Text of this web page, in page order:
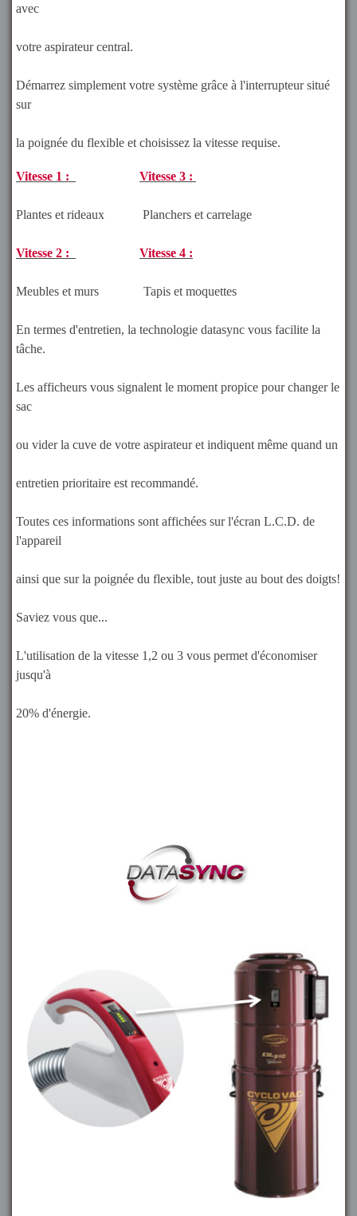
avec
votre aspirateur central.
Démarrez simplement votre système grâce à l'interrupteur situé
sur
la poignée du flexible et choisissez la vitesse requise.
Vitesse 1 : Vitesse 3 :
Plantes et rideaux Planchers et carrelage
Vitesse 2 : Vitesse 4 :
Meubles et murs Tapis et moquettes
En termes d'entretien, la technologie datasync vous facilite la
tâche.
Les afficheurs vous signalent le moment propice pour changer le
sac
ou vider la cuve de votre aspirateur et indiquent même quand un
entretien prioritaire est recommandé.
Toutes ces informations sont affichées sur l'écran L.C.D. de
l'appareil
ainsi que sur la poignée du flexible, tout juste au bout des doigts!
Saviez vous que...
L'utilisation de la vitesse 1,2 ou 3 vous permet d'économiser
jusqu'à
20% d'énergie.